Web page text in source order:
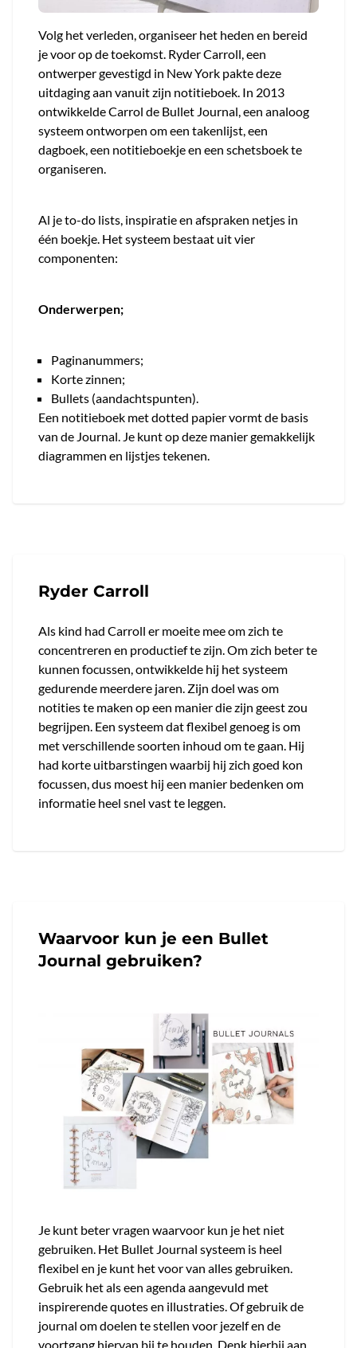
Volg het verleden, organiseer het heden en bereid
je voor op de toekomst. Ryder Carroll, een
ontwerper gevestigd in New York pakte deze
uitdaging aan vanuit zijn notitieboek. In 2013
ontwikkelde Carrol de Bullet Journal, een analoog
systeem ontworpen om een takenlijst, een
dagboek, een notitieboekje en een schetsboek te
organiseren.
Al je to-do lists, inspiratie en afspraken netjes in
één boekje. Het systeem bestaat uit vier
componenten:
Onderwerpen;
Paginanummers;
Korte zinnen;
Bullets (aandachtspunten).
Een notitieboek met dotted papier vormt de basis
van de Journal. Je kunt op deze manier gemakkelijk
diagrammen en lijstjes tekenen.
Ryder Carroll
Als kind had Carroll er moeite mee om zich te
concentreren en productief te zijn. Om zich beter te
kunnen focussen, ontwikkelde hij het systeem
gedurende meerdere jaren. Zijn doel was om
notities te maken op een manier die zijn geest zou
begrijpen. Een systeem dat flexibel genoeg is om
met verschillende soorten inhoud om te gaan. Hij
had korte uitbarstingen waarbij hij zich goed kon
focussen, dus moest hij een manier bedenken om
informatie heel snel vast te leggen.
Waarvoor kun je een Bullet
Journal gebruiken?
Je kunt beter vragen waarvoor kun je het niet
gebruiken. Het Bullet Journal systeem is heel
flexibel en je kunt het voor van alles gebruiken.
Gebruik het als een agenda aangevuld met
inspirerende quotes en illustraties. Of gebruik de
journal om doelen te stellen voor jezelf en de
voortgang hiervan bij te houden. Denk hierbij aan